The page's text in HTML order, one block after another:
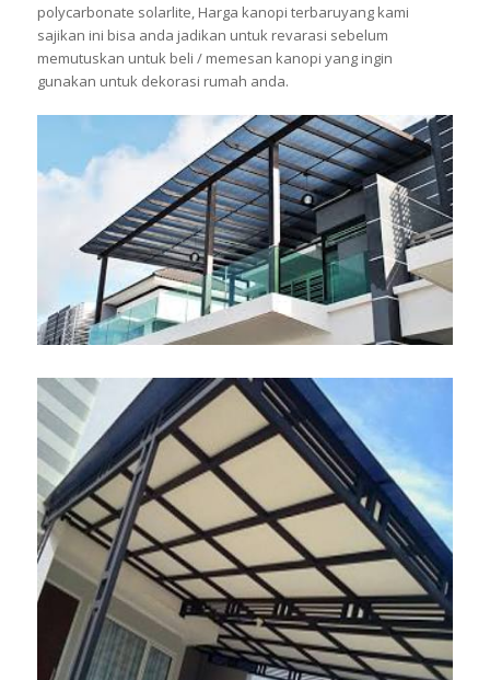
polycarbonate solarlite, Harga kanopi terbaruyang kami
sajikan ini bisa anda jadikan untuk revarasi sebelum
memutuskan untuk beli / memesan kanopi yang ingin
gunakan untuk dekorasi rumah anda.